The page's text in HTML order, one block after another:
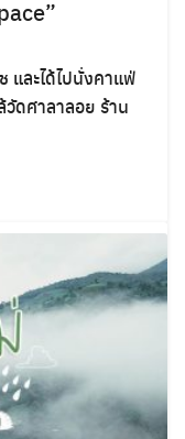
และได้ไปนั่งคาแฟ่
วัดศาลาลอย ร้าน